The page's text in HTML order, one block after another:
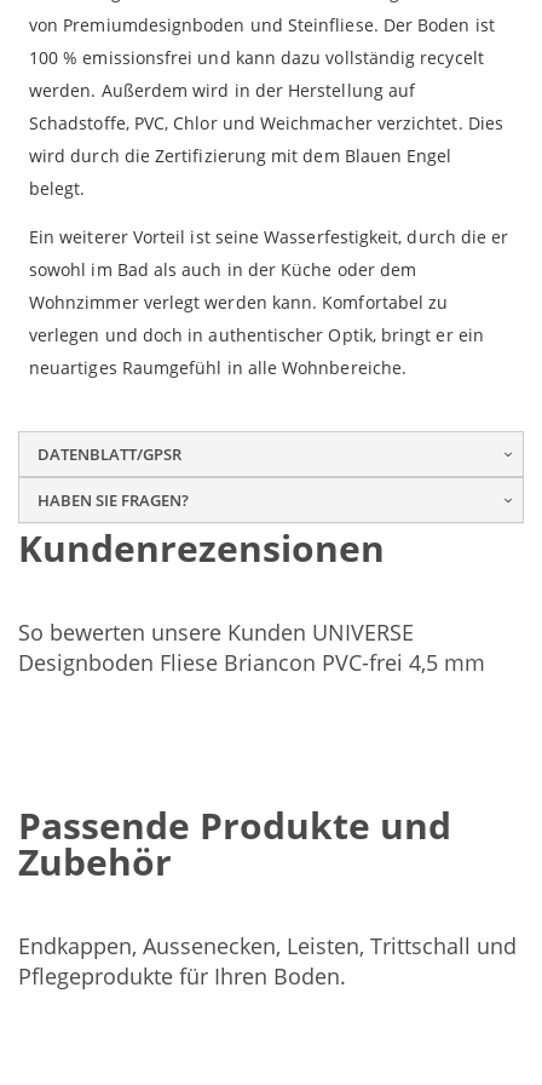
von Premiumdesignboden und Steinfliese. Der Boden ist
100 % emissionsfrei und kann dazu vollständig recycelt
werden. Außerdem wird in der Herstellung auf
Schadstoffe, PVC, Chlor und Weichmacher verzichtet. Dies
wird durch die Zertifizierung mit dem Blauen Engel
belegt.
Ein weiterer Vorteil ist seine Wasserfestigkeit, durch die er
sowohl im Bad als auch in der Küche oder dem
Wohnzimmer verlegt werden kann. Komfortabel zu
verlegen und doch in authentischer Optik, bringt er ein
neuartiges Raumgefühl in alle Wohnbereiche.
DATENBLATT/GPSR
HABEN SIE FRAGEN?
Kundenrezensionen
So bewerten unsere Kunden UNIVERSE
Designboden Fliese Briancon PVC-frei 4,5 mm
Passende Produkte und
Zubehör
Endkappen, Aussenecken, Leisten, Trittschall und
Pflegeprodukte für Ihren Boden.